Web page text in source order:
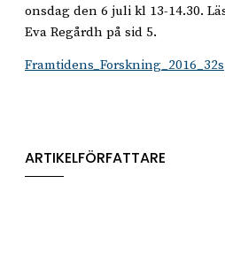
onsdag den 6 juli kl 13-14.30.
Eva Regårdh på sid 5.
Framtidens_Forskning_2016_32s
ARTIKELFÖRFATTARE